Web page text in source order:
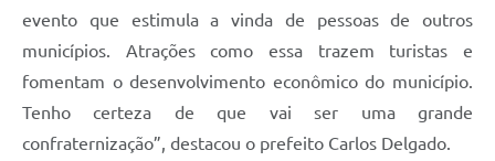
evento que estimula a vinda de pessoas de outros
municípios. Atrações como essa trazem turistas e
fomentam o desenvolvimento econômico do município.
Tenho certeza de que vai ser uma grande
confraternização”, destacou o prefeito Carlos Delgado.